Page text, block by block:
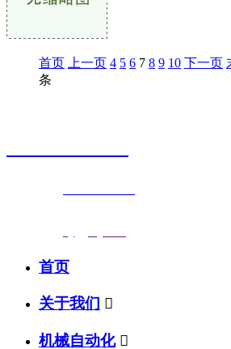
首页 上一页 4 5 6 7 8 9 10 下一页
条
首页
关于我们 
机械自动化 